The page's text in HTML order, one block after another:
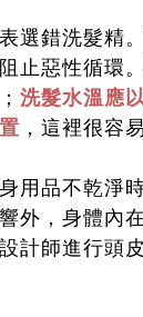
選錯洗髮精
止惡性循環
洗髮水溫應
，這裡很容
品不乾淨
外，身體內
師進行頭